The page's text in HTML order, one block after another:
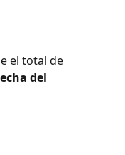
el total de
del